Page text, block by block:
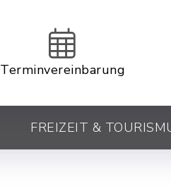
Terminvereinbarung
FREIZEIT &